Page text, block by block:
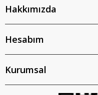
Hakkımızda
Hesabım
Kurumsal